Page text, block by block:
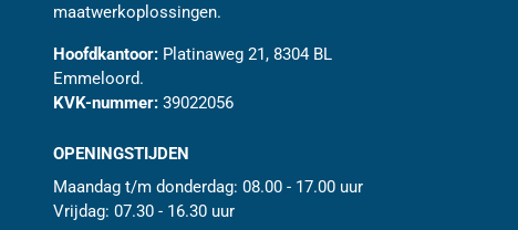
maatwerkoplossingen.
Hoofdkantoor: Platinaweg 21, 8304 BL
Emmeloord.
KVK-nummer: 39022056
OPENINGSTIJDEN
Maandag t/m donderdag: 08.00 - 17.00 uur
Vrijdag: 07.30 - 16.30 uur